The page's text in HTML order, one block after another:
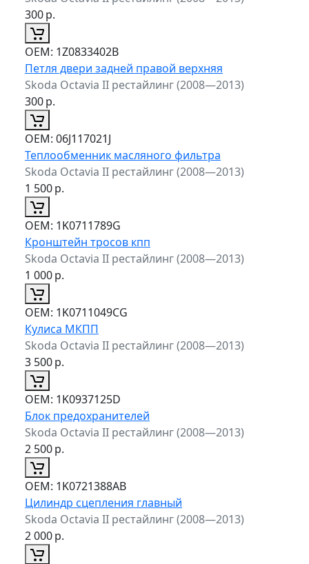
300р.
ОЕМ: 1Z0833402B
Петля двери задней правой верхняя
Skoda Octavia II рестайлинг (2008—2013)
300р.
ОЕМ: 06J117021J
Теплообменник масляного фильтра
Skoda Octavia II рестайлинг (2008—2013)
1 500р.
ОЕМ: 1K0711789G
Кронштейн тросов кпп
Skoda Octavia II рестайлинг (2008—2013)
1 000р.
ОЕМ: 1K0711049CG
Кулиса МКПП
Skoda Octavia II рестайлинг (2008—2013)
3 500р.
ОЕМ: 1K0937125D
Блок предохранителей
Skoda Octavia II рестайлинг (2008—2013)
2 500р.
ОЕМ: 1K0721388AB
Цилиндр сцепления главный
Skoda Octavia II рестайлинг (2008—2013)
2 000р.